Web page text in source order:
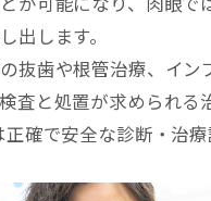
出します。
抜歯や根管治療、イン
査と処置が求められる
確で安全な診断・治